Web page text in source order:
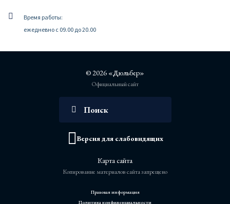
Время работы:
ежедневно с 09.00 до 20.00
© 2026 «Дюльбер»
Официальный сайт
Версия для слабовидящих
Карта сайта
Копирование материалов сайта запрещено
Правовая информация
Политика конфиденциальности